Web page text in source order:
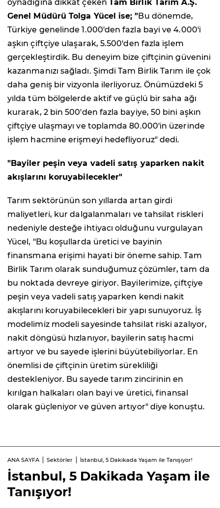
oynadığına dikkat çeken Tam Birlik Tarım A.Ş.
Genel Müdürü Tolga Yücel ise; "Bu dönemde,
Türkiye genelinde 1.000'den fazla bayi ve 4.000'i
aşkın çiftçiye ulaşarak, 5.500'den fazla işlem
gerçekleştirdik. Bu deneyim bize çiftçinin güvenini
kazanmanızı sağladı. Şimdi Tam Birlik Tarım ile çok
daha geniş bir vizyonla ilerliyoruz. Önümüzdeki 5
yılda tüm bölgelerde aktif ve güçlü bir saha ağı
kurarak, 2 bin 500'den fazla bayiye, 50 bini aşkın
çiftçiye ulaşmayı ve toplamda 80.000'in üzerinde
işlem hacmine erişmeyi hedefliyoruz" dedi.
"Bayiler peşin veya vadeli satış yaparken nakit
akışlarını koruyabilecekler"
Tarım sektörünün son yıllarda artan girdi
maliyetleri, kur dalgalanmaları ve tahsilat riskleri
nedeniyle desteğe ihtiyacı olduğunu vurgulayan
Yücel, "Bu koşullarda üretici ve bayinin
finansmana erişimi hayati bir öneme sahip. Tam
Birlik Tarım olarak sunduğumuz çözümler, tam da
bu noktada devreye giriyor. Bayilerimize, çiftçiye
peşin veya vadeli satış yaparken kendi nakit
akışlarını koruyabilecekleri bir yapı sunuyoruz. İş
modelimiz modeli sayesinde tahsilat riski azalıyor,
nakit döngüsü hızlanıyor, bayilerin satış hacmi
artıyor ve bu sayede işlerini büyütebiliyorlar. En
önemlisi de çiftçinin üretim sürekliliği
destekleniyor. Bu sayede tarım zincirinin en
kırılgan halkaları olan bayi ve üretici, finansal
olarak güçleniyor ve güven artıyor" diye konuştu.
ANA SAYFA Sektörler İstanbul, 5 Dakikada Yaşam ile Tanışıyor!
İstanbul, 5 Dakikada Yaşam ile
Tanışıyor!